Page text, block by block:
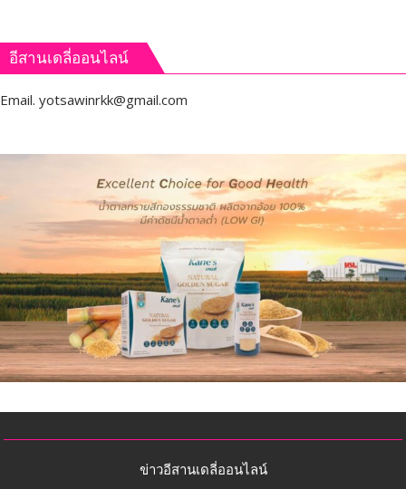
อีสานเดลี่ออนไลน์
Email. yotsawinrkk@gmail.com
ข่าวอีสานเดลี่ออนไลน์